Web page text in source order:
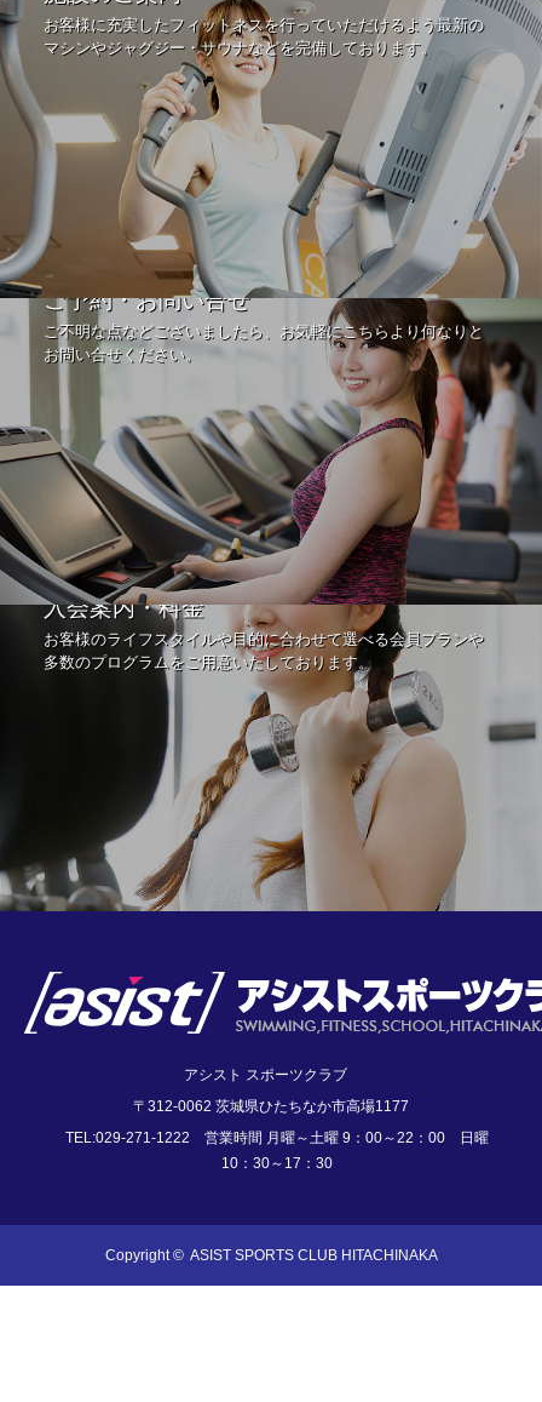
お客様に充実したフィットネスを行っていただけるよう最新の
マシンやジャグジー・サウナなどを完備しております。
ご予約・お問い合せ
ご不明な点などございましたら、お気軽にこちらより何なりと
お問い合せください。
入会案内・料金
お客様のライフスタイルや目的に合わせて選べる会員プランや
多数のプログラムをご用意いたしております。
アシスト スポーツクラブ
〒312-0062 茨城県ひたちなか市高場1177
TEL:029-271-1222 営業時間 月曜～土曜 9：00～22：00 日曜
10：30～17：30
Copyright © ASIST SPORTS CLUB HITACHINAKA